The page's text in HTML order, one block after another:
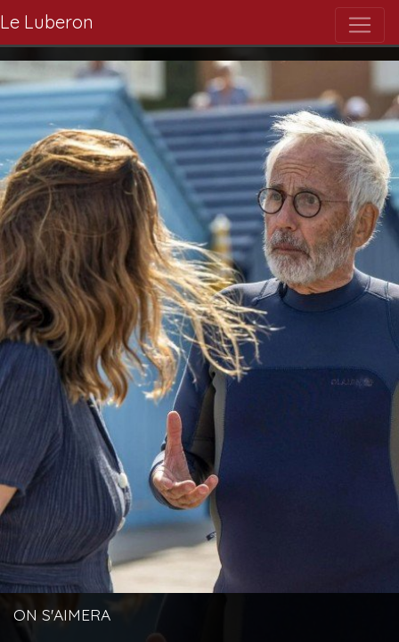
Le Luberon
ON S'AIMERA